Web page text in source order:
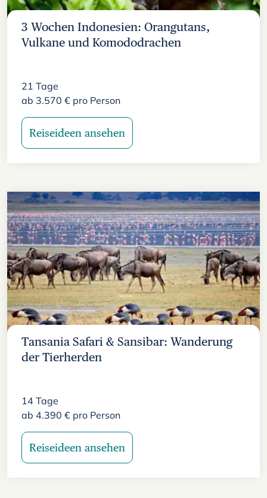
3 Wochen Indonesien: Orangutans,
Vulkane und Komododrachen
21 Tage
ab 3.570 € pro Person
Reiseideen ansehen
Tansania Safari & Sansibar: Wanderung
der Tierherden
14 Tage
ab 4.390 € pro Person
Reiseideen ansehen